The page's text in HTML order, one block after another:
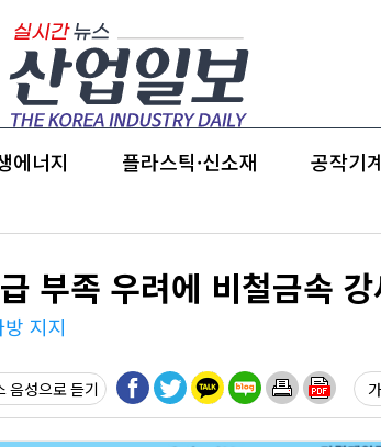
에너지 플라스틱·신소재 공작기
부족 우려에 비철금속 강
지지
음성